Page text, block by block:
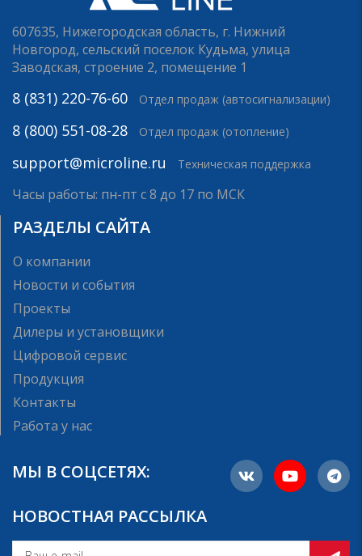
607635, Нижегородская область, г. Нижний
Новгород, сельский поселок Кудьма, улица
Заводская, строение 2, помещение 1
8 (831) 220-76-60 Отдел продаж (автосигнализации)
8 (800) 551-08-28 Отдел продаж (отопление)
support@microline.ru Техническая поддержка
Часы работы: пн-пт с 8 до 17 по МСК
РАЗДЕЛЫ САЙТА
О компании
Новости и события
Проекты
Дилеры и установщики
Цифровой сервис
Продукция
Контакты
Работа у нас
МЫ В СОЦСЕТЯХ:
НОВОСТНАЯ РАССЫЛКА